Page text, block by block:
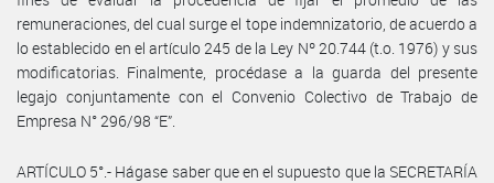
remuneraciones, del cual surge el tope indemnizatorio, de acuerdo a
lo establecido en el artículo 245 de la Ley Nº 20.744 (t.o. 1976) y sus
modificatorias. Finalmente, procédase a la guarda del presente
legajo conjuntamente con el Convenio Colectivo de Trabajo de
Empresa N° 296/98 “E”.
ARTÍCULO 5°.- Hágase saber que en el supuesto que la SECRETARÍA